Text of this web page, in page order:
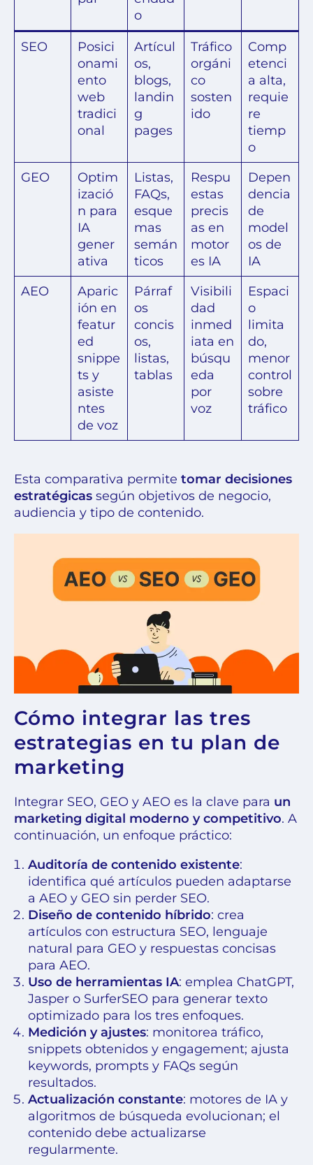
o
SEO
Posici
onami
ento
web
tradici
onal
Artícul
os,
blogs,
landin
g
pages
Tráfico
orgáni
co
sosten
ido
Comp
etenci
a alta,
requie
re
tiemp
o
GEO
Optim
izació
n para
IA
gener
ativa
Listas,
FAQs,
esque
mas
semán
ticos
Respu
estas
precis
as en
motor
es IA
Depen
dencia
de
model
os de
IA
AEO
Aparic
ión en
featur
ed
snippe
ts y
asiste
ntes
de voz
Párraf
os
concis
os,
listas,
tablas
Visibili
dad
inmed
iata en
búsqu
eda
por
voz
Espaci
o
limita
do,
menor
control
sobre
tráfico
Esta comparativa permite tomar decisiones
estratégicas según objetivos de negocio,
audiencia y tipo de contenido.
Cómo integrar las tres
estrategias en tu plan de
marketing
Integrar SEO, GEO y AEO es la clave para un
marketing digital moderno y competitivo. A
continuación, un enfoque práctico:
Auditoría de contenido existente:
identifica qué artículos pueden adaptarse
a AEO y GEO sin perder SEO.
Diseño de contenido híbrido: crea
artículos con estructura SEO, lenguaje
natural para GEO y respuestas concisas
para AEO.
Uso de herramientas IA: emplea ChatGPT,
Jasper o SurferSEO para generar texto
optimizado para los tres enfoques.
Medición y ajustes: monitorea tráfico,
snippets obtenidos y engagement; ajusta
keywords, prompts y FAQs según
resultados.
Actualización constante: motores de IA y
algoritmos de búsqueda evolucionan; el
contenido debe actualizarse
regularmente.